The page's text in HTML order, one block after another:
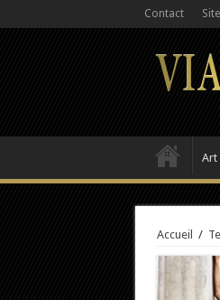
Contact
Art
Accueil /